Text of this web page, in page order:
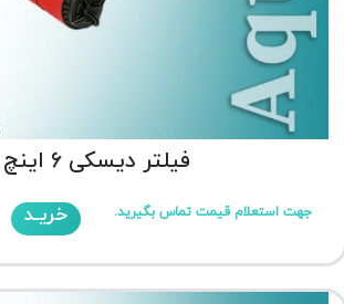
فیلتر دیسکی 6 اینچ
جهت استعلام قیمت تماس بگیرید. خریـد